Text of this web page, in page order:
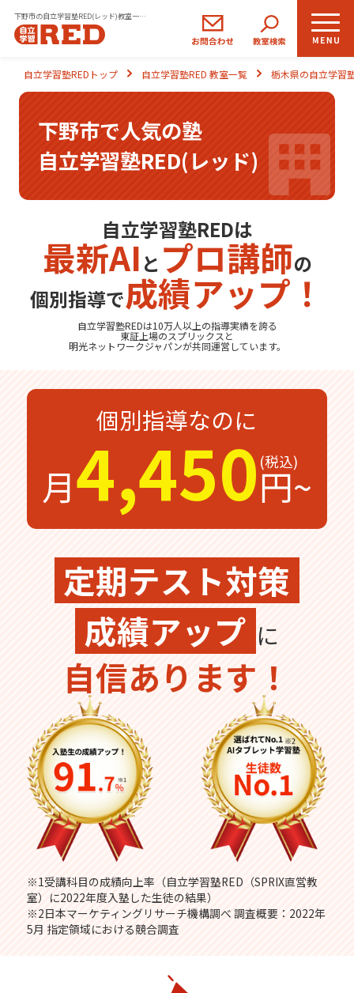
下野市の自立学習塾RED(レッド)教室一覧｜小学生・中学生・高校生の学習塾
小学生
コース
中学生
コース
高校生
コース
REDの思い
自立学習とは
ご入塾のながれ
生徒さま・保護者さまの声
無料体験
受付中
無料体験後そのままのご入塾で
入塾金12,100円
無料体験の
お問合わせは
自立学習塾REDトップ 自立学習塾RED 教室一覧 栃木県の自立学習
下野市で人気の塾
自立学習塾RED(レッド)
自立学習塾REDは
最新AI と プロ講師の
個別指導で成績アップ！
自立学習塾REDは10万人以上の指導実績を誇る
東証上場のスプリックス と
明光ネットワークジャパンが共同運営しています。
個別指導なのに
月4,450円~
定期テスト対策
成績アップ に
自信あります！
※1受講科目の成績向上率（自立学習塾RED（SPRIX直営教
室）に2022年度入塾した生徒の結果）
※2日本マーケティングリサーチ機構調べ 調査概要：2022年
5月 指定領域における競合調査